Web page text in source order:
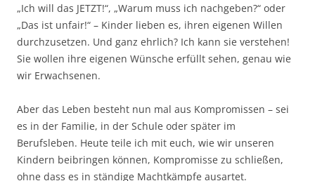
„Ich will das JETZT!“, „Warum muss ich nachgeben?“ oder
„Das ist unfair!“ – Kinder lieben es, ihren eigenen Willen
durchzusetzen. Und ganz ehrlich? Ich kann sie verstehen!
Sie wollen ihre eigenen Wünsche erfüllt sehen, genau wie
wir Erwachsenen.
Aber das Leben besteht nun mal aus Kompromissen – sei
es in der Familie, in der Schule oder später im
Berufsleben. Heute teile ich mit euch, wie wir unseren
Kindern beibringen können, Kompromisse zu schließen,
ohne dass es in ständige Machtkämpfe ausartet.